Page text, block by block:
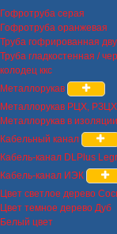
Гофротруба серая
Гофротруба оранжевая
Труба гофрированная
Труба гладкостенная /
колодец ккс
Металлорукав
Металлорукав РЦХ, РЗЦХ
Металлорукав в
Кабельный канал
Кабель-канал DLPlus
Кабель-канал ИЭК
Цвет светлое дерево
Цвет темное дерево Дуб
Белый цвет